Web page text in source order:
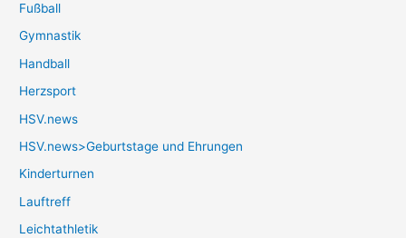
Fußball
Gymnastik
Handball
Herzsport
HSV.news
HSV.news>Geburtstage und Ehrungen
Kinderturnen
Lauftreff
Leichtathletik